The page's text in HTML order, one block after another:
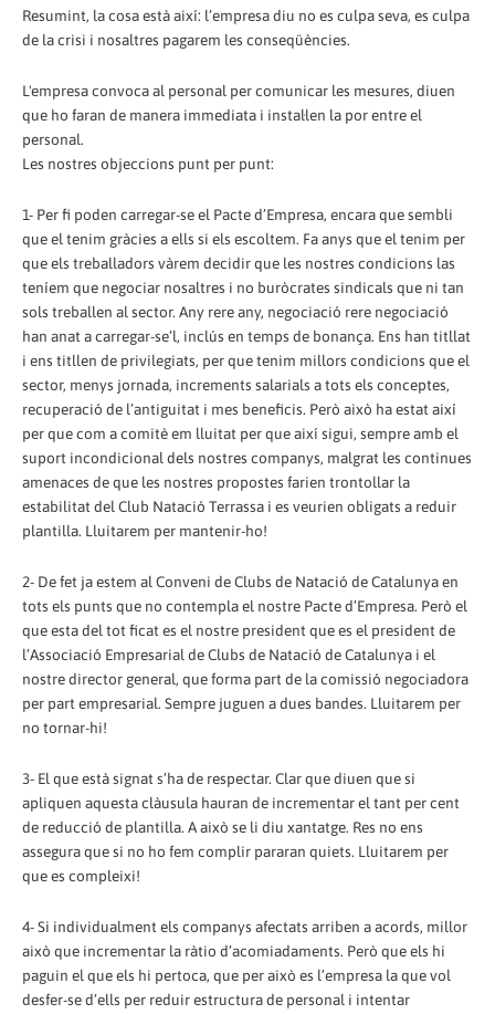
Resumint, la cosa està així: l’empresa diu no es culpa seva, es culpa
de la crisi i nosaltres pagarem les conseqüències.
L'empresa convoca al personal per comunicar les mesures, diuen
que ho faran de manera immediata i instal·len la por entre el
personal.
Les nostres objeccions punt per punt:
1- Per fi poden carregar-se el Pacte d’Empresa, encara que sembli
que el tenim gràcies a ells si els escoltem. Fa anys que el tenim per
que els treballadors vàrem decidir que les nostres condicions las
teníem que negociar nosaltres i no buròcrates sindicals que ni tan
sols treballen al sector. Any rere any, negociació rere negociació
han anat a carregar-se’l, inclús en temps de bonança. Ens han titllat
i ens titllen de privilegiats, per que tenim millors condicions que el
sector, menys jornada, increments salarials a tots els conceptes,
recuperació de l’antiguitat i mes beneficis. Però això ha estat així
per que com a comitè em lluitat per que així sigui, sempre amb el
suport incondicional dels nostres companys, malgrat les continues
amenaces de que les nostres propostes farien trontollar la
estabilitat del Club Natació Terrassa i es veurien obligats a reduir
plantilla. Lluitarem per mantenir-ho!
2- De fet ja estem al Conveni de Clubs de Natació de Catalunya en
tots els punts que no contempla el nostre Pacte d’Empresa. Però el
que esta del tot ficat es el nostre president que es el president de
l’Associació Empresarial de Clubs de Natació de Catalunya i el
nostre director general, que forma part de la comissió negociadora
per part empresarial. Sempre juguen a dues bandes. Lluitarem per
no tornar-hi!
3- El que està signat s’ha de respectar. Clar que diuen que si
apliquen aquesta clàusula hauran de incrementar el tant per cent
de reducció de plantilla. A això se li diu xantatge. Res no ens
assegura que si no ho fem complir pararan quiets. Lluitarem per
que es compleixi!
4- Si individualment els companys afectats arriben a acords, millor
això que incrementar la ràtio d’acomiadaments. Però que els hi
paguin el que els hi pertoca, que per això es l’empresa la que vol
desfer-se d’ells per reduir estructura de personal i intentar